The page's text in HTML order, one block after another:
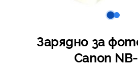
Зарядно за
Canon